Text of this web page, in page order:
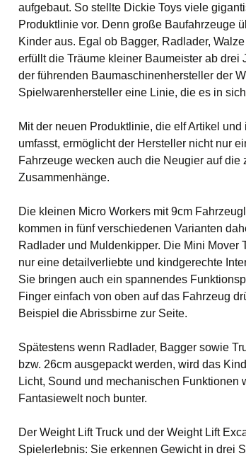
aufgebaut. So stellte Dickie Toys viele
Produktlinie vor. Denn große Baufahrzeuge
Kinder aus. Egal ob Bagger, Radlader,
erfüllt die Träume kleiner Baumeister ab drei
der führenden Baumaschinenhersteller der
Spielwarenhersteller eine Linie, die es in
Mit der neuen Produktlinie, die elf Artikel
umfasst, ermöglicht der Hersteller nicht nur
Fahrzeuge wecken auch die Neugier auf
Zusammenhänge.
Die kleinen Micro Workers mit 9cm
kommen in fünf verschiedenen Varianten
Radlader und Muldenkipper. Die Mini Mover
nur eine detailverliebte und kindgerechte
Sie bringen auch ein spannendes
Finger einfach von oben auf das Fahrzeug
Beispiel die Abrissbirne zur Seite.
Spätestens wenn Radlader, Bagger sowie
bzw. 26cm ausgepackt werden, wird das
Licht, Sound und mechanischen Funktionen
Fantasiewelt noch bunter.
Der Weight Lift Truck und der Weight Lift
Spielerlebnis: Sie erkennen Gewicht in drei